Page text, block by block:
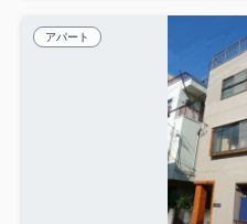
アパート